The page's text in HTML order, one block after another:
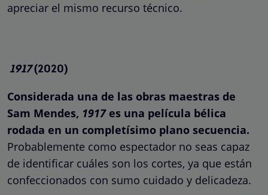
apreciar el mismo recurso técnico.
1917(2020)
Considerada una de las obras maestras de
Sam Mendes, 1917es una película bélica
rodada en un completísimo plano secuencia.
Probablemente como espectador no seas capaz
de identificar cuáles son los cortes, ya que están
confeccionados con sumo cuidado y delicadeza.